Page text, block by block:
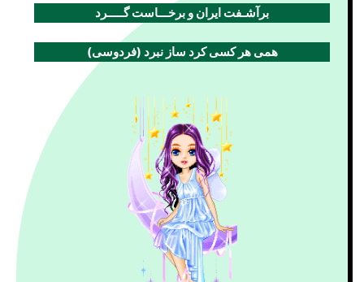
برآشـفت ایران و برخـــاست گـــــرد
همی هر کسی کرد ساز نبرد (فردوسی)